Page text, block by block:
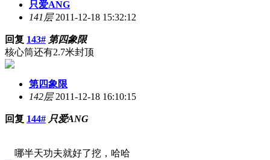
只爱ANG
141层2011-12-18 15:32:12
回复 143# 第四象限
核心筒还有2.7米封顶
第四象限
142层2011-12-18 16:10:15
回复 144# 只爱ANG
哪半天功夫就好了挖，哈哈